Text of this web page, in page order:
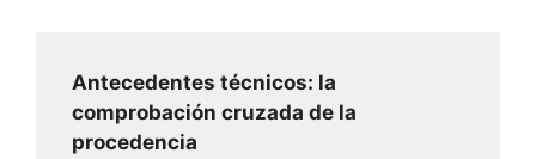
Antecedentes técnicos: la
comprobación cruzada de la
procedencia